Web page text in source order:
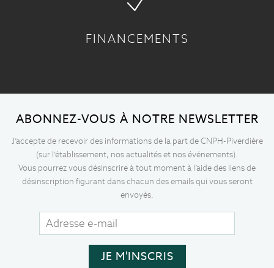
FINANCEMENTS
ABONNEZ-VOUS À NOTRE NEWSLETTER
J’accepte de recevoir des informations de la part de CNPH-Piverdière
(sur l’établissement, nos actualités et nos événements).
Vous pourrez vous désinscrire à tout moment à l’aide des liens de
désinscription figurant dans chacun des emails qui vous seront
envoyés.